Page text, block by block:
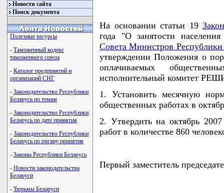
Новости сайта
Поиск документа
Полезные ресурсы
- Таможенный кодекс
таможенного союза
- Каталог предприятий и
организаций СНГ
- Законодательство Республики
Беларусь по темам
- Законодательство Республики
Беларусь по дате принятия
- Законодательство Республики
Беларусь по органу принятия
- Законы Республики Беларусь
- Новости законодательства
Беларуси
- Тюрьмы Беларуси
На основании статьи 19
года "О занятости
Совета Министров Республики
утверждении Положения о
оплачиваемых
исполнительный комитет
1. Установить месячную
общественных работах в
2. Утвердить на октябрь
работ в количестве 860
Первый заместитель